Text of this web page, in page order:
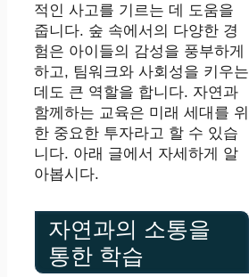
적인 사고를 기르는 데 도움을
줍니다. 숲 속에서의 다양한 경
험은 아이들의 감성을 풍부하게
하고, 팀워크와 사회성을 키우는
데도 큰 역할을 합니다. 자연과
함께하는 교육은 미래 세대를 위
한 중요한 투자라고 할 수 있습
니다. 아래 글에서 자세하게 알
아봅시다.
자연과의 소통을
통한 학습